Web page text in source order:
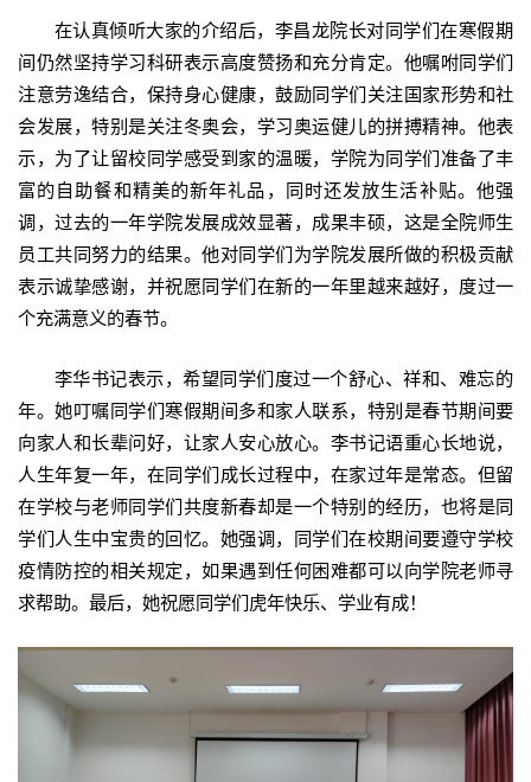
在认真倾听大家的介绍后，李昌龙院长对同学们在寒假期
间仍然坚持学习科研表示高度赞扬和充分肯定。他嘱咐同学们
注意劳逸结合，保持身心健康，鼓励同学们关注国家形势和社
会发展，特别是关注冬奥会，学习奥运健儿的拼搏精神。他表
示，为了让留校同学感受到家的温暖，学院为同学们准备了丰
富的自助餐和精美的新年礼品，同时还发放生活补贴。他强
调，过去的一年学院发展成效显著，成果丰硕，这是全院师生
员工共同努力的结果。他对同学们为学院发展所做的积极贡献
表示诚挚感谢，并祝愿同学们在新的一年里越来越好，度过一
个充满意义的春节。
李华书记表示，希望同学们度过一个舒心、祥和、难忘的
年。她叮嘱同学们寒假期间多和家人联系，特别是春节期间要
向家人和长辈问好，让家人安心放心。李书记语重心长地说，
人生年复一年，在同学们成长过程中，在家过年是常态。但留
在学校与老师同学们共度新春却是一个特别的经历，也将是同
学们人生中宝贵的回忆。她强调，同学们在校期间要遵守学校
疫情防控的相关规定，如果遇到任何困难都可以向学院老师寻
求帮助。最后，她祝愿同学们虎年快乐、学业有成！